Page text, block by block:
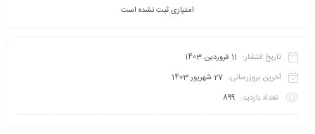
امتیازی ثبت نشده است
تاریخ انتشار: 11 فروردین 1403
آخرین بروزرسانی: 27 شهریور 1403
تعداد بازدید: 899